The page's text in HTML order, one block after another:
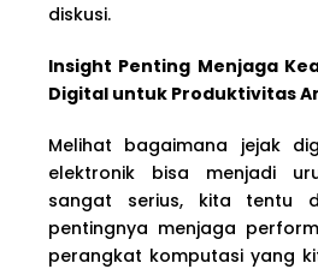
diskusi.
Insight Penting Menjaga
Digital untuk Produktivitas
Melihat bagaimana jejak
elektronik bisa menjadi
sangat serius, kita tentu
pentingnya menjaga
perangkat komputasi yang